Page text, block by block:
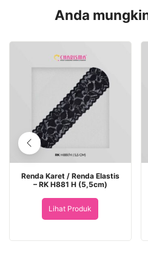
Anda
Renda Karet / Renda Elastis
– RK H881 H (5,5cm)
Lihat Produk